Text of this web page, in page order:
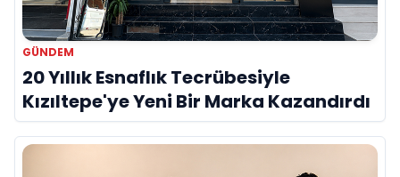
GÜNDEM
20 Yıllık Esnaflık Tecrübesiyle
Kızıltepe'ye Yeni Bir Marka Kazandırdı